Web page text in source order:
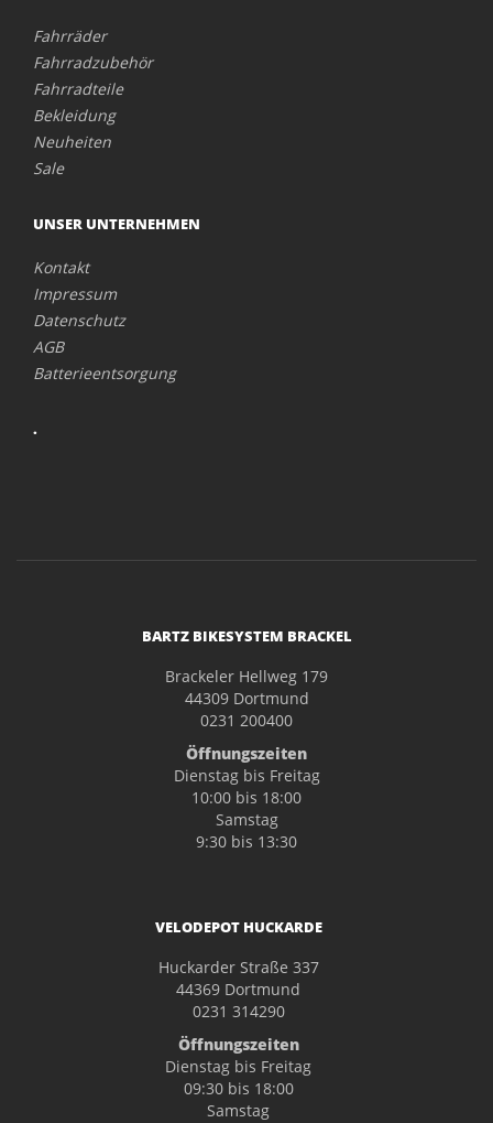
Fahrräder
Fahrradzubehör
Fahrradteile
Bekleidung
Neuheiten
Sale
UNSER UNTERNEHMEN
Kontakt
Impressum
Datenschutz
AGB
Batterieentsorgung
.
BARTZ BIKESYSTEM BRACKEL
Brackeler Hellweg 179
44309 Dortmund
0231 200400
Öffnungszeiten
Dienstag bis Freitag
10:00 bis 18:00
Samstag
9:30 bis 13:30
VELODEPOT HUCKARDE
Huckarder Straße 337
44369 Dortmund
0231 314290
Öffnungszeiten
Dienstag bis Freitag
09:30 bis 18:00
Samstag